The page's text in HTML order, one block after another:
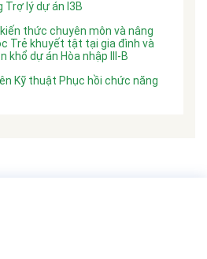
Trợ lý dự án I3B
thức chuyên môn và nâng
Trẻ khuyết tật tại gia đình và
khổ dự án Hòa nhập III-B
Kỹ thuật Phục hồi chức năng